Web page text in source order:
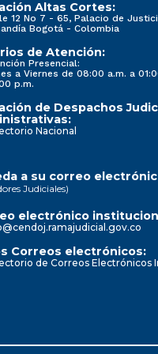
Altas Cortes:
12 No 7 - 65, Palacio de
Bogotá - Colombia
de Atención:
Presencial:
a Viernes de 08:00 a.m. a
p.m.
de Despachos
Nacional
a su correo
Judiciales)
electrónico
Correos electrónicos:
de Correos Electrónicos